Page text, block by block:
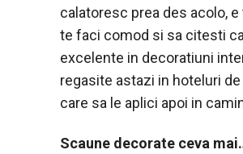
calatoresc prea des acolo,
te faci comod si sa citesti
excelente in decoratiuni
regasite astazi in hoteluri de
care sa le aplici apoi in
Scaune decorate ceva